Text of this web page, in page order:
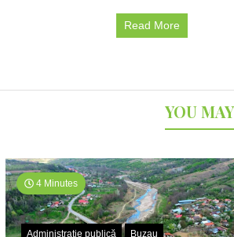
Read More
YOU
4 Minutes
Administrație publică Buzau